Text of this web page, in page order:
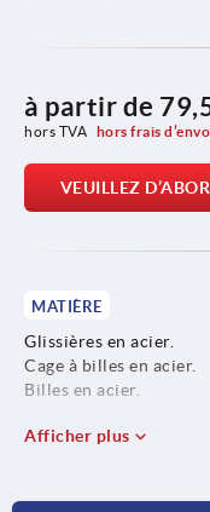
à partir de
hors TVA hors frais
VEUILLEZ
MATIÈRE
Glissières en acier.
Cage à billes en acier.
Billes en acier.
Afficher plus